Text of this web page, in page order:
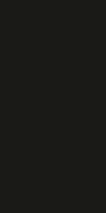
olhos.
e
é o sétimo
zona de
criar menos